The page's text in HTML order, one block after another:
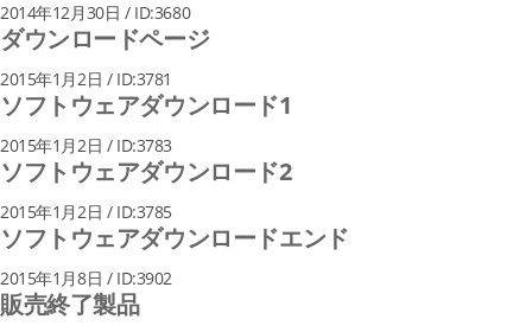
2014年12月30日 / ID:3680
ダウンロードページ
2015年1月2日 / ID:3781
ソフトウェアダウンロード1
2015年1月2日 / ID:3783
ソフトウェアダウンロード2
2015年1月2日 / ID:3785
ソフトウェアダウンロードエンド
2015年1月8日 / ID:3902
販売終了製品